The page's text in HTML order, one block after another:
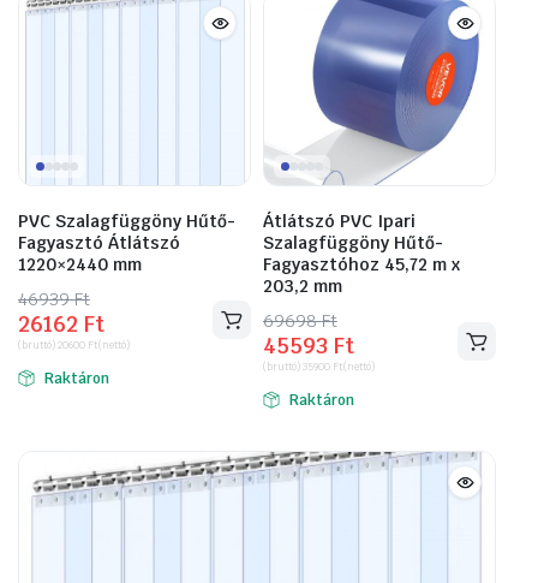
PVC Szalagfüggöny Hűtő-
Fagyasztó Átlátszó
1220×2440 mm
46939Ft
Original
price
was:
46939 Ft.
26162 Ft
Current
price
is:
26162 Ft.
(bruttó)20600 Ft(nettó)
Raktáron
Átlátszó PVC Ipari
Szalagfüggöny Hűtő-
Fagyasztóhoz 45,72 m x
203,2 mm
69698Ft
Original
price
was:
69698 Ft.
45593 Ft
Current
price
is:
45593 Ft.
(bruttó)35900 Ft(nettó)
Raktáron